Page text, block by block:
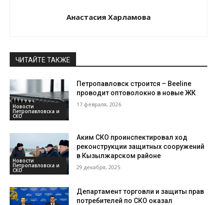
Анастасия Харламова
ЧИТАЙТЕ ТАКЖЕ
Новости
Петропавловска и
СКО
Петропавловск строится – Beeline
проводит оптоволокно в новые ЖК
17 февраля, 2026
Новости
Петропавловска и
СКО
Аким СКО проинспектировал ход
реконструкции защитных сооружений
в Кызылжарском районе
29 декабря, 2025
Департамент торговли и защиты прав
потребителей по СКО оказал